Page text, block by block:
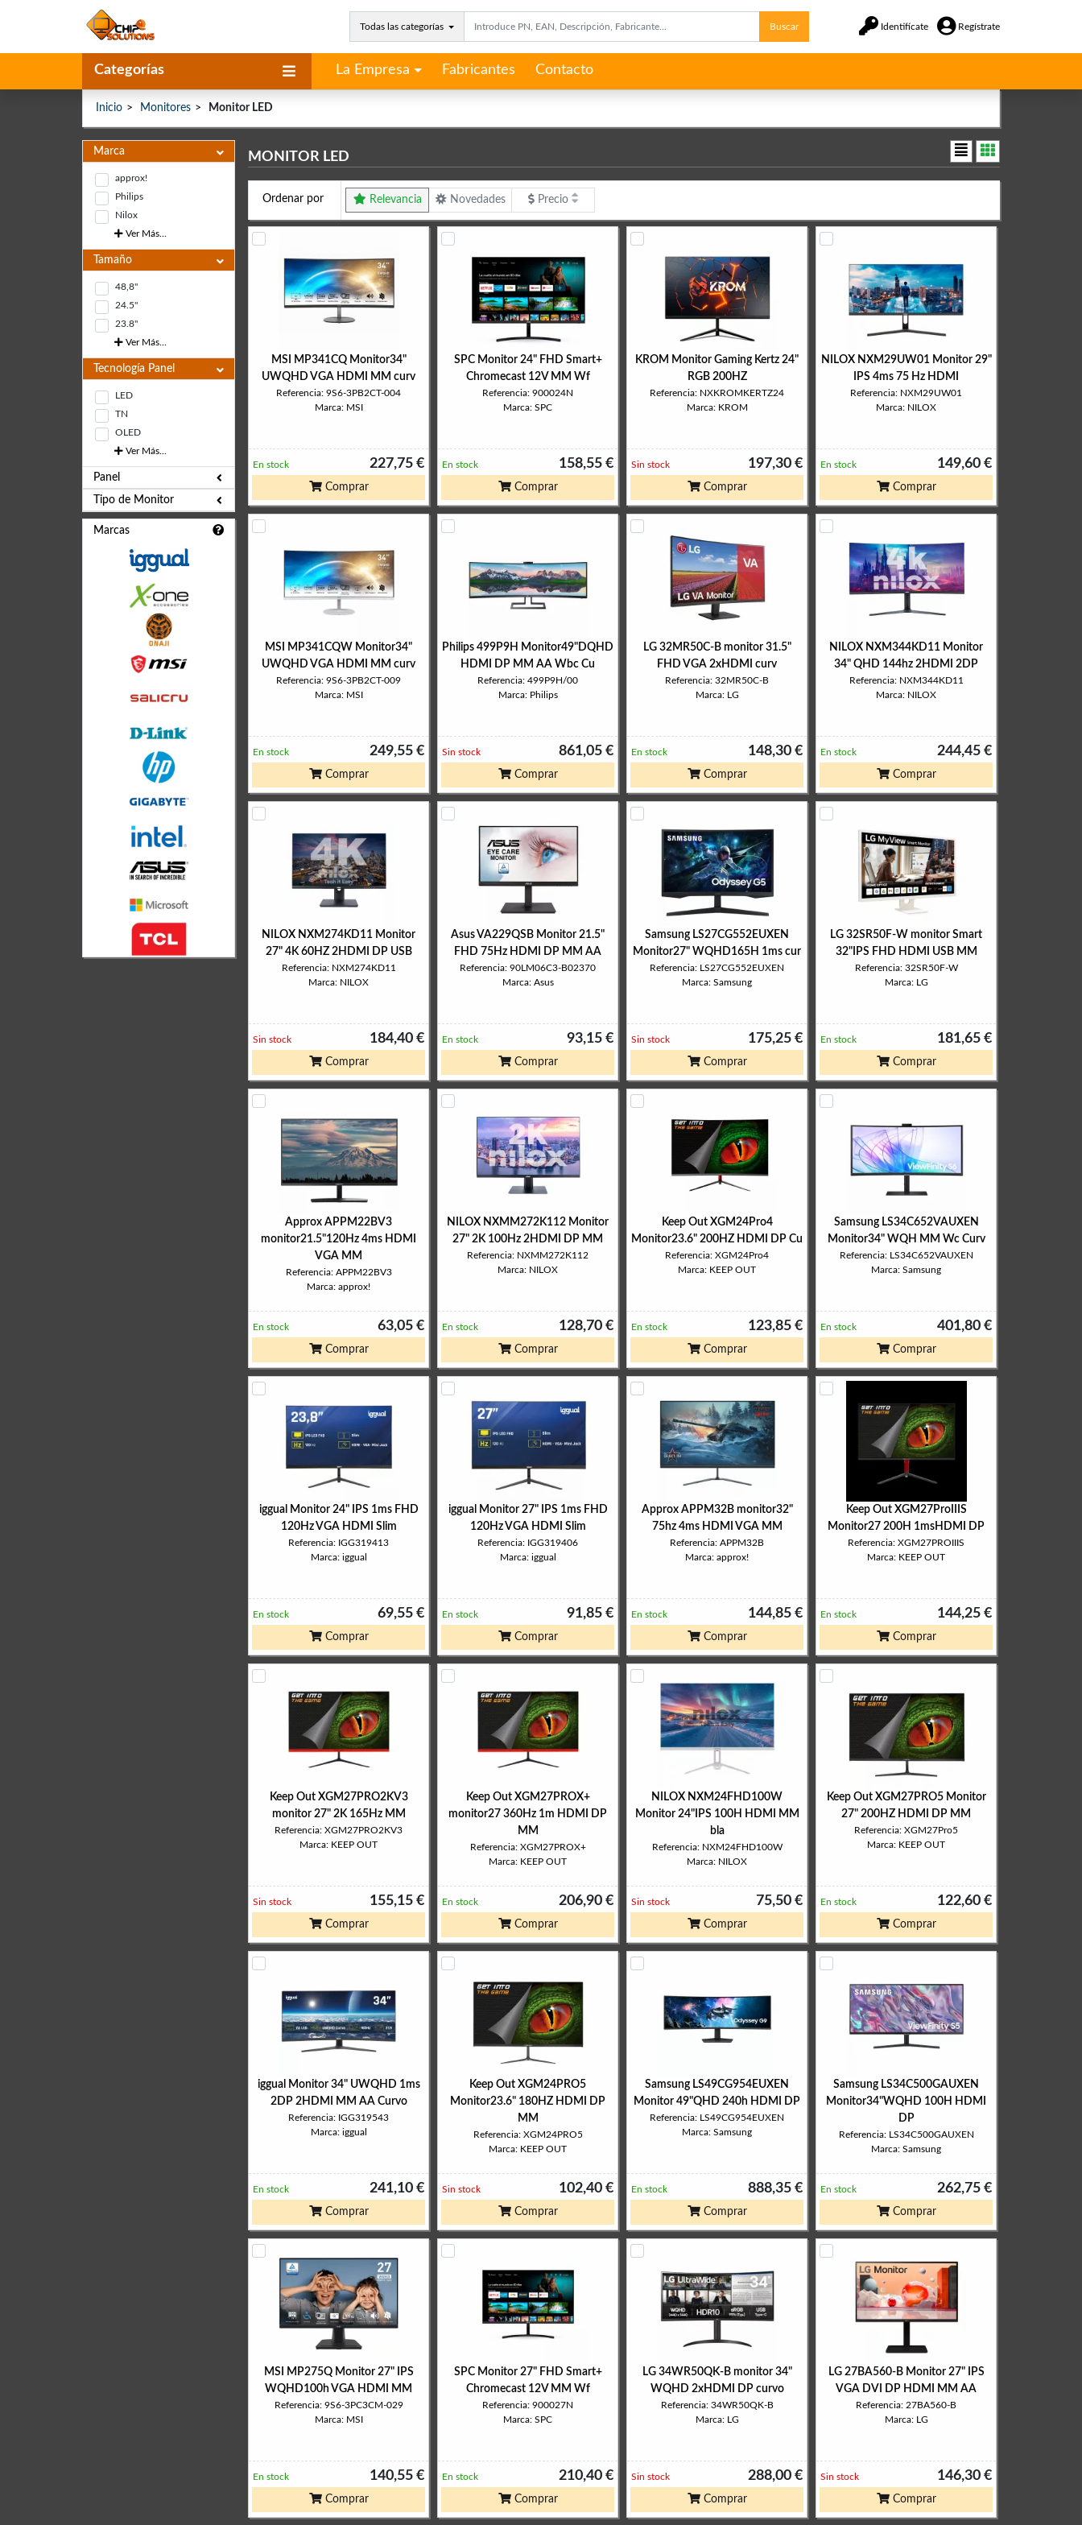
Todas las categorías Buscar Identifícate Regístrate
Categorías La Empresa Fabricantes Contacto
Inicio Monitores Monitor LED
Marca
approx!
Philips
Nilox
Ver Más...
Tamaño
48,8"
24.5"
23.8"
Ver Más...
Tecnología Panel
LED
TN
OLED
Ver Más...
Panel
Tipo de Monitor
Marcas
MONITOR LED
Ordenar por Relevancia Novedades Precio
MSI MP341CQ Monitor34"
UWQHD VGA HDMI MM curv
Referencia: 9S6-3PB2CT-004
Marca: MSI
227,75 €
En stock
Comprar
SPC Monitor 24" FHD Smart+
Chromecast 12V MM Wf
Referencia: 900024N
Marca: SPC
158,55 €
En stock
Comprar
KROM Monitor Gaming Kertz 24"
RGB 200HZ
Referencia: NXKROMKERTZ24
Marca: KROM
197,30 €
Sin stock
Comprar
NILOX NXM29UW01 Monitor 29"
IPS 4ms 75 Hz HDMI
Referencia: NXM29UW01
Marca: NILOX
149,60 €
En stock
Comprar
MSI MP341CQW Monitor34"
UWQHD VGA HDMI MM curv
Referencia: 9S6-3PB2CT-009
Marca: MSI
249,55 €
En stock
Comprar
Philips 499P9H Monitor49"DQHD
HDMI DP MM AA Wbc Cu
Referencia: 499P9H/00
Marca: Philips
861,05 €
Sin stock
Comprar
LG 32MR50C-B monitor 31.5"
FHD VGA 2xHDMI curv
Referencia: 32MR50C-B
Marca: LG
148,30 €
En stock
Comprar
NILOX NXM344KD11 Monitor
34" QHD 144hz 2HDMI 2DP
Referencia: NXM344KD11
Marca: NILOX
244,45 €
En stock
Comprar
NILOX NXM274KD11 Monitor
27" 4K 60HZ 2HDMI DP USB
Referencia: NXM274KD11
Marca: NILOX
184,40 €
Sin stock
Comprar
Asus VA229QSB Monitor 21.5"
FHD 75Hz HDMI DP MM AA
Referencia: 90LM06C3-B02370
Marca: Asus
93,15 €
En stock
Comprar
Samsung LS27CG552EUXEN
Monitor27" WQHD165H 1ms cur
Referencia: LS27CG552EUXEN
Marca: Samsung
175,25 €
Sin stock
Comprar
LG 32SR50F-W monitor Smart
32"IPS FHD HDMI USB MM
Referencia: 32SR50F-W
Marca: LG
181,65 €
En stock
Comprar
Approx APPM22BV3
monitor21.5"120Hz 4ms HDMI
VGA MM
Referencia: APPM22BV3
Marca: approx!
63,05 €
En stock
Comprar
NILOX NXMM272K112 Monitor
27" 2K 100Hz 2HDMI DP MM
Referencia: NXMM272K112
Marca: NILOX
128,70 €
En stock
Comprar
Keep Out XGM24Pro4
Monitor23.6" 200HZ HDMI DP Cu
Referencia: XGM24Pro4
Marca: KEEP OUT
123,85 €
En stock
Comprar
Samsung LS34C652VAUXEN
Monitor34" WQH MM Wc Curv
Referencia: LS34C652VAUXEN
Marca: Samsung
401,80 €
En stock
Comprar
iggual Monitor 24" IPS 1ms FHD
120Hz VGA HDMI Slim
Referencia: IGG319413
Marca: iggual
69,55 €
En stock
Comprar
iggual Monitor 27" IPS 1ms FHD
120Hz VGA HDMI Slim
Referencia: IGG319406
Marca: iggual
91,85 €
En stock
Comprar
Approx APPM32B monitor32"
75hz 4ms HDMI VGA MM
Referencia: APPM32B
Marca: approx!
144,85 €
En stock
Comprar
Keep Out XGM27ProIIIS
Monitor27 200H 1msHDMI DP
Referencia: XGM27PROIIIS
Marca: KEEP OUT
144,25 €
En stock
Comprar
Keep Out XGM27PRO2KV3
monitor 27" 2K 165Hz MM
Referencia: XGM27PRO2KV3
Marca: KEEP OUT
155,15 €
Sin stock
Comprar
Keep Out XGM27PROX+
monitor27 360Hz 1m HDMI DP
MM
Referencia: XGM27PROX+
Marca: KEEP OUT
206,90 €
En stock
Comprar
NILOX NXM24FHD100W
Monitor 24"IPS 100H HDMI MM
bla
Referencia: NXM24FHD100W
Marca: NILOX
75,50 €
Sin stock
Comprar
Keep Out XGM27PRO5 Monitor
27" 200HZ HDMI DP MM
Referencia: XGM27Pro5
Marca: KEEP OUT
122,60 €
En stock
Comprar
iggual Monitor 34" UWQHD 1ms
2DP 2HDMI MM AA Curvo
Referencia: IGG319543
Marca: iggual
241,10 €
En stock
Comprar
Keep Out XGM24PRO5
Monitor23.6" 180HZ HDMI DP
MM
Referencia: XGM24PRO5
Marca: KEEP OUT
102,40 €
Sin stock
Comprar
Samsung LS49CG954EUXEN
Monitor 49"QHD 240h HDMI DP
Referencia: LS49CG954EUXEN
Marca: Samsung
888,35 €
En stock
Comprar
Samsung LS34C500GAUXEN
Monitor34"WQHD 100H HDMI
DP
Referencia: LS34C500GAUXEN
Marca: Samsung
262,75 €
En stock
Comprar
MSI MP275Q Monitor 27" IPS
WQHD100h VGA HDMI MM
Referencia: 9S6-3PC3CM-029
Marca: MSI
140,55 €
En stock
Comprar
SPC Monitor 27" FHD Smart+
Chromecast 12V MM Wf
Referencia: 900027N
Marca: SPC
210,40 €
En stock
Comprar
LG 34WR50QK-B monitor 34"
WQHD 2xHDMI DP curvo
Referencia: 34WR50QK-B
Marca: LG
288,00 €
Sin stock
Comprar
LG 27BA560-B Monitor 27" IPS
VGA DVI DP HDMI MM AA
Referencia: 27BA560-B
Marca: LG
146,30 €
Sin stock
Comprar